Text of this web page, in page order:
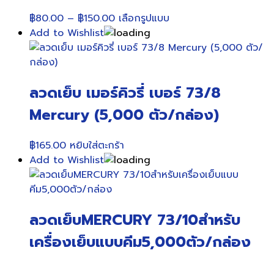
฿80.00 – ฿150.00Price
range:
฿80.00
เลือกรูปแบบ
has
The
options
may
the
Add to Wishlist
ลวดเย็บ เมอร์คิวรี่ เบอร์ 73/8
Mercury (5,000 ตัว/กล่อง)
฿165.00 หยิบใส่ตะกร้า
Add to Wishlist
ลวดเย็บMERCURY 73/10สำหรับ
เครื่องเย็บแบบคีม5,000ตัว/กล่อง